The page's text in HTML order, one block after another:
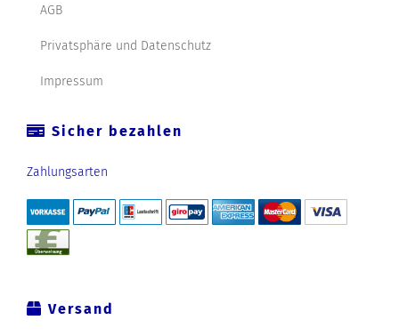
AGB
Privatsphäre und Datenschutz
Impressum
Sicher bezahlen
Zahlungsarten
Versand